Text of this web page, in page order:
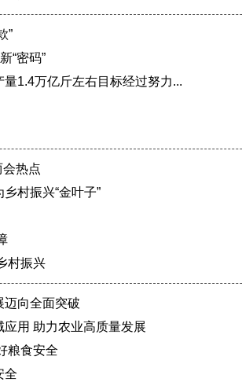
”
“密码”
1.4万亿斤左右目标经过努力...
会热点
村振兴“金叶子”
村振兴
迈向全面突破
用 助力农业高质量发展
粮食安全
全